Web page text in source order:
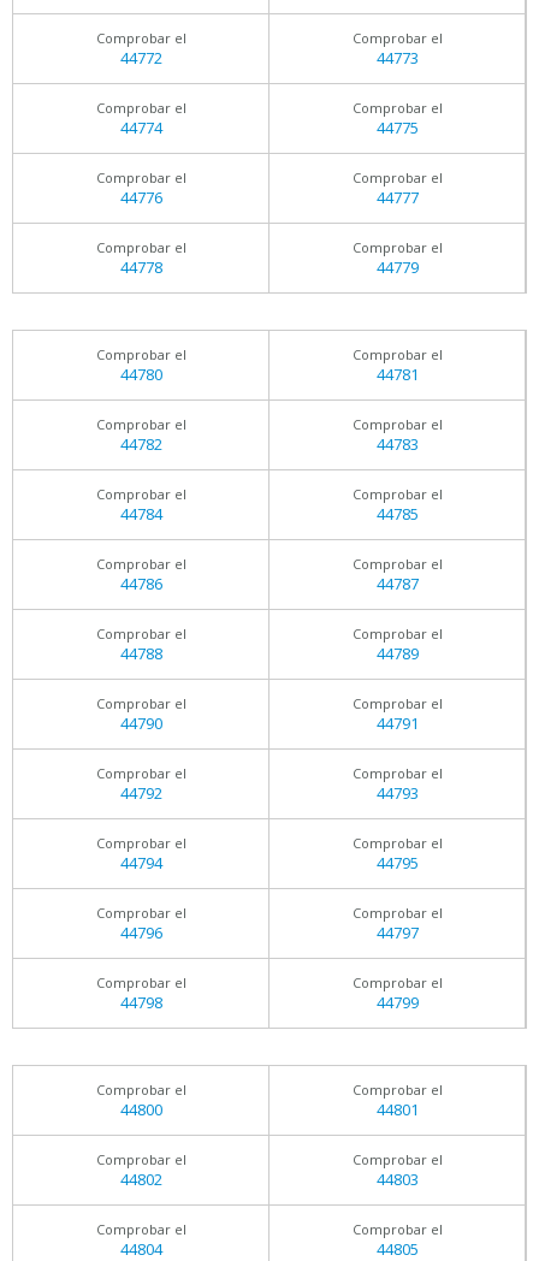
Comprobar el
44772
Comprobar el
44773
Comprobar el
44774
Comprobar el
44775
Comprobar el
44776
Comprobar el
44777
Comprobar el
44778
Comprobar el
44779
Comprobar el
44780
Comprobar el
44781
Comprobar el
44782
Comprobar el
44783
Comprobar el
44784
Comprobar el
44785
Comprobar el
44786
Comprobar el
44787
Comprobar el
44788
Comprobar el
44789
Comprobar el
44790
Comprobar el
44791
Comprobar el
44792
Comprobar el
44793
Comprobar el
44794
Comprobar el
44795
Comprobar el
44796
Comprobar el
44797
Comprobar el
44798
Comprobar el
44799
Comprobar el
44800
Comprobar el
44801
Comprobar el
44802
Comprobar el
44803
Comprobar el
44804
Comprobar el
44805